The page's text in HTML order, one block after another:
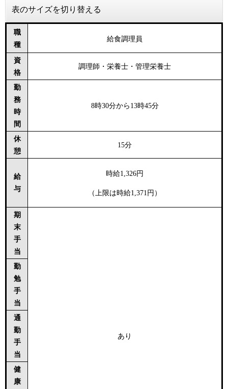
表のサイズを切り替える
職
種
給食調理員
資
格
調理師・栄養士・管理栄養士
勤
務
時
間
8時30分から13時45分
休
憩
15分
給
与
時給1,326円
（上限は時給1,371円）
期
末
手
当
あり
勤
勉
手
当
通
勤
手
当
健
康